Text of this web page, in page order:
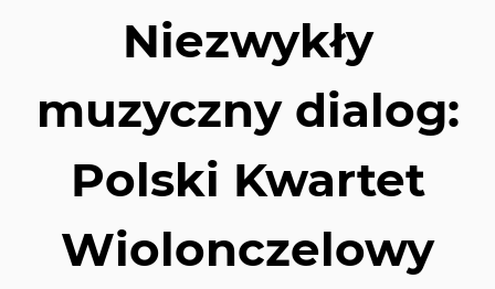
Niezwykły
muzyczny dialog:
Polski Kwartet
Wiolonczelowy